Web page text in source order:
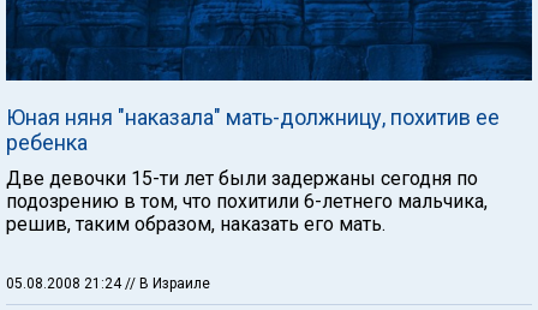
Юная няня "наказала" мать-должницу, похитив ее
ребенка
Две девочки 15-ти лет были задержаны сегодня по
подозрению в том, что похитили 6-летнего мальчика,
решив, таким образом, наказать его мать.
05.08.2008 21:24 // В Израиле